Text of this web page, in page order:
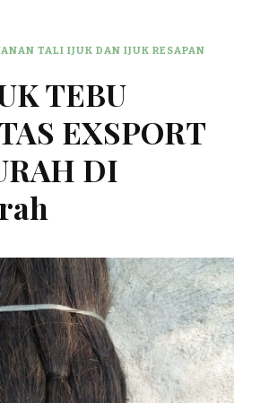
TALI IJUK DAN IJUK RESAPAN
TEBU
EXSPORT
DI